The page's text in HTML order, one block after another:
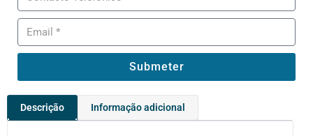
Submeter
Descrição Informação adicional